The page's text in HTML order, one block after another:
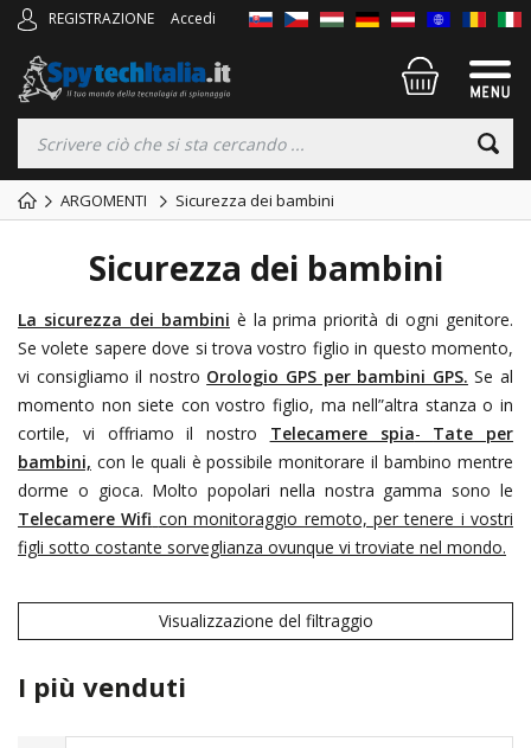
REGISTRAZIONE Accedi
ARGOMENTI Sicurezza dei bambini
Sicurezza dei bambini
La sicurezza dei bambini è la prima priorità di ogni genitore.
Se volete sapere dove si trova vostro figlio in questo momento,
vi consigliamo il nostro Orologio GPS per bambini GPS. Se al
momento non siete con vostro figlio, ma nell”altra stanza o in
cortile, vi offriamo il nostro Telecamere spia- Tate per
bambini, con le quali è possibile monitorare il bambino mentre
dorme o gioca. Molto popolari nella nostra gamma sono le
Telecamere Wifi con monitoraggio remoto, per tenere i vostri
figli sotto costante sorveglianza ovunque vi troviate nel mondo.
Visualizzazione del filtraggio
I più venduti